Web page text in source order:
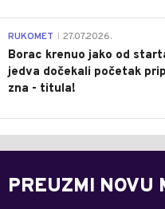
RUKOMET 27.07.2026.
Borac krenuo jako od
jedva dočekali početak
zna - titula!
PREUZMI NOVU